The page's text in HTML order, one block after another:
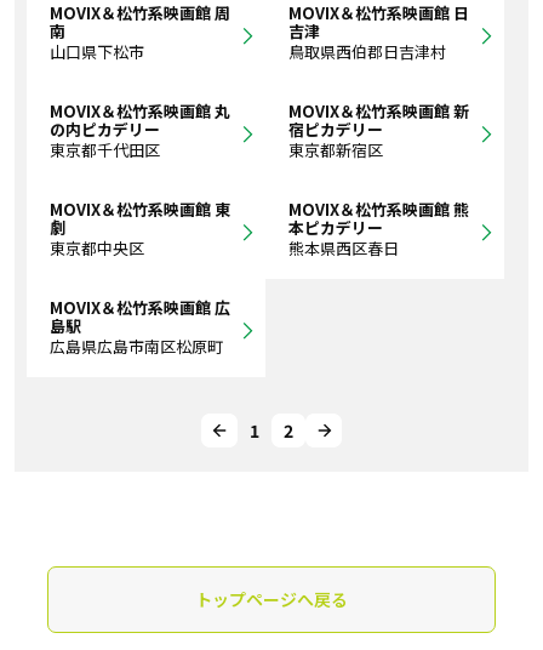
MOVIX＆松竹系映画館 周
南
山口県下松市
MOVIX＆松竹系映画館 日
吉津
鳥取県西伯郡日吉津村
MOVIX＆松竹系映画館 丸
の内ピカデリー
東京都千代田区
MOVIX＆松竹系映画館 新
宿ピカデリー
東京都新宿区
MOVIX＆松竹系映画館 東
劇
東京都中央区
MOVIX＆松竹系映画館 熊
本ピカデリー
熊本県西区春日
MOVIX＆松竹系映画館 広
島駅
広島県広島市南区松原町
1 2
トップページへ戻る